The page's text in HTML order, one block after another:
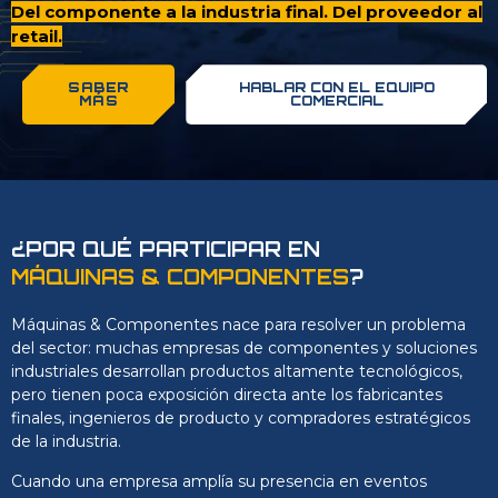
Del componente a la industria final. Del proveedor al
retail.
SABER
MÁS
HABLAR CON EL EQUIPO
COMERCIAL
¿POR QUÉ PARTICIPAR EN
MÁQUINAS & COMPONENTES?
Máquinas & Componentes nace para resolver un problema
del sector: muchas empresas de componentes y soluciones
industriales desarrollan productos altamente tecnológicos,
pero tienen poca exposición directa ante los fabricantes
finales, ingenieros de producto y compradores estratégicos
de la industria.
Cuando una empresa amplía su presencia en eventos